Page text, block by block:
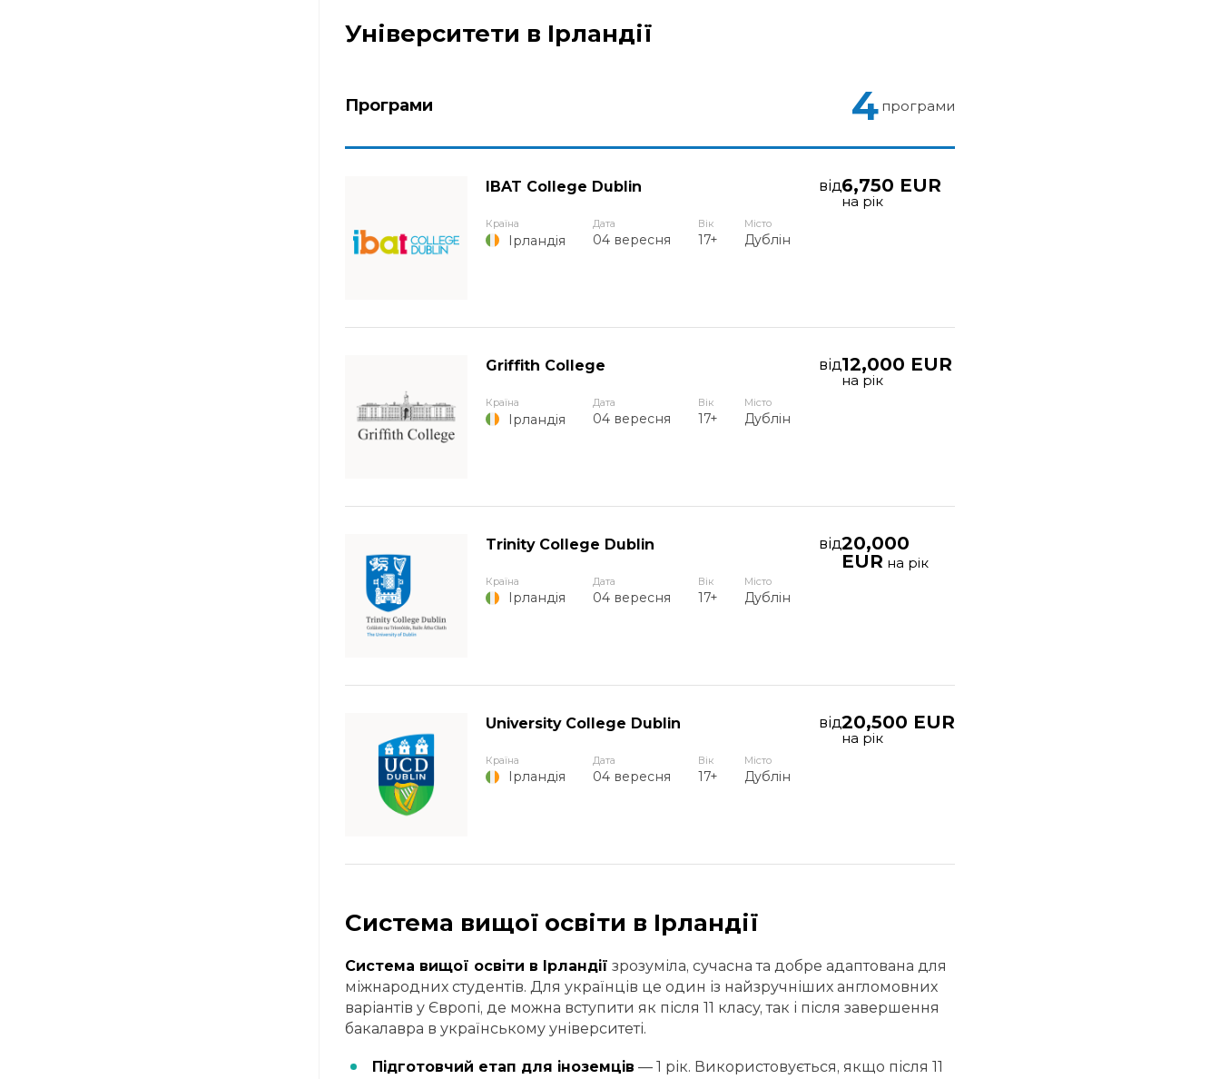
Університети в Ірландії
Програми 4 програми
IBAT College Dublin від6,750 EUR
на рік
Країна
Ірландія
Дата
04 вересня
Вік
17+
Місто
Дублін
Griffith College від12,000 EUR
на рік
Країна
Ірландія
Дата
04 вересня
Вік
17+
Місто
Дублін
Trinity College Dublin від20,000
EUR на рік
Країна
Ірландія
Дата
04 вересня
Вік
17+
Місто
Дублін
University College Dublin від20,500 EUR
на рік
Країна
Ірландія
Дата
04 вересня
Вік
17+
Місто
Дублін
Система вищої освіти в Ірландії
Система вищої освіти в Ірландії зрозуміла, сучасна та добре адаптована для
міжнародних студентів. Для українців це один із найзручніших англомовних
варіантів у Європі, де можна вступити як після 11 класу, так і після завершення
бакалавра в українському університеті.
Підготовчий етап для іноземців — 1 рік. Використовується, якщо після 11